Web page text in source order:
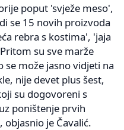
poput 'svježe meso',
se 15 novih proizvoda
rebra s kostima', 'jaja
su sve marže
može jasno vidjeti na
nije devet plus šest,
su dogovoreni s
poništenje prvih
objasnio je Čavalić.